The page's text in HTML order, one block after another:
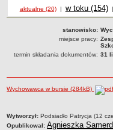
Szkoły podstawowe
Inne placówki
PRACA W PLACÓWKACH
PRZETARGI
SPRAWOZDANIA FINANSOWE
2019
Ogłoszenia o naborze
aktualne (20)| Ogłoszenia
w toku (154)
stanowisko:
miejsce pracy:
termin składania dokumentów: 31
Wychowawca w bursie (284kB)
metryczka
Wytworzył: Podsiadło Patrycja (12
Opublikował: Agnieszka